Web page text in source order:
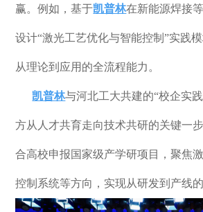
赢。例如，基于凯普林在新能源焊接
设计“激光工艺优化与智能控制”实践
从理论到应用的全流程能力。
凯普林与河北工大共建的“校企实
方从人才共育走向技术共研的关键一步
合高校申报国家级产学研项目，聚焦
控制系统等方向，实现从研发到产线的